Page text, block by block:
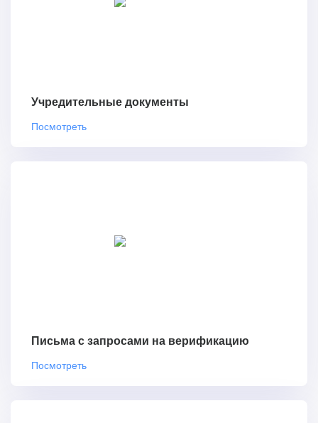
Учредительные документы
Посмотреть
Письма с запросами на верификацию
Посмотреть